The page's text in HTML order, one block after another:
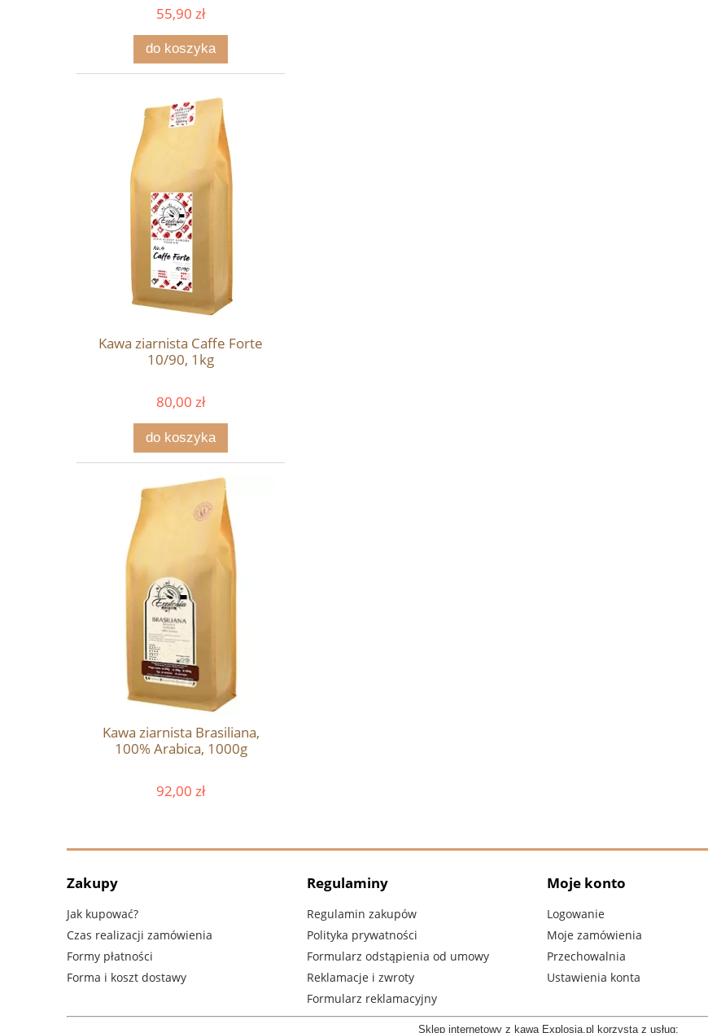
55,90 zł
do koszyka
Kawa ziarnista Caffe Forte
10/90, 1kg
80,00 zł
do koszyka
Kawa ziarnista Brasiliana,
100% Arabica, 1000g
92,00 zł
Zakupy
Jak kupować?
Czas realizacji zamówienia
Formy płatności
Forma i koszt dostawy
Regulaminy
Regulamin zakupów
Polityka prywatności
Formularz odstąpienia od umowy
Reklamacje i zwroty
Formularz reklamacyjny
Moje konto
Logowanie
Moje zamówienia
Przechowalnia
Ustawienia konta
Sklep internetowy z kawą Explosia.pl korzysta z usług: